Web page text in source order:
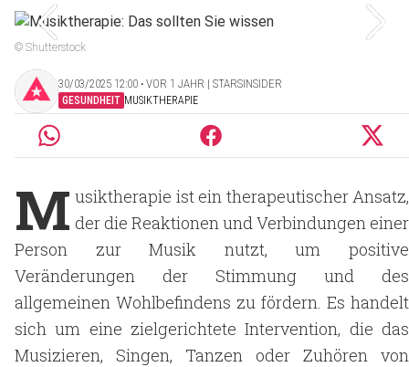
© Shutterstock
30/03/2025 12:00 ‧ VOR 1 JAHR | STARSINSIDER
GESUNDHEIT MUSIKTHERAPIE
M usiktherapie ist ein therapeutischer Ansatz,
der die Reaktionen und Verbindungen einer
Person zur Musik nutzt, um positive
Veränderungen der Stimmung und des
allgemeinen Wohlbefindens zu fördern. Es handelt
sich um eine zielgerichtete Intervention, die das
Musizieren, Singen, Tanzen oder Zuhören von